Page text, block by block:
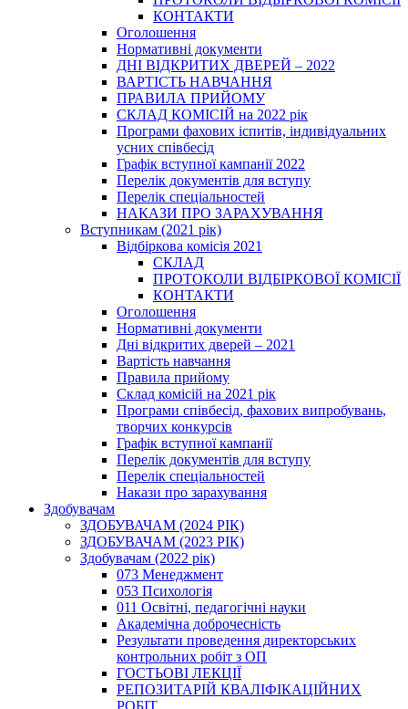
КОНТАКТИ
Оголошення
Нормативні документи
ДНІ ВІДКРИТИХ ДВЕРЕЙ – 2022
ВАРТІСТЬ НАВЧАННЯ
ПРАВИЛА ПРИЙОМУ
СКЛАД КОМІСІЙ на 2022 рік
Програми фахових іспитів, індивідуальних
усних співбесід
Графік вступної кампанії 2022
Перелік документів для вступу
Перелік спеціальностей
НАКАЗИ ПРО ЗАРАХУВАННЯ
Вступникам (2021 рік)
Відбіркова комісія 2021
СКЛАД
ПРОТОКОЛИ ВІДБІРКОВОЇ КОМІСІЇ
КОНТАКТИ
Оголошення
Нормативні документи
Дні відкритих дверей – 2021
Вартість навчання
Правила прийому
Склад комісій на 2021 рік
Програми співбесід, фахових випробувань,
творчих конкурсів
Графік вступної кампанії
Перелік документів для вступу
Перелік спеціальностей
Накази про зарахування
Здобувачам
ЗДОБУВАЧАМ (2024 РІК)
ЗДОБУВАЧАМ (2023 РІК)
Здобувачам (2022 рік)
073 Менеджмент
053 Психологія
011 Освітні, педагогічні науки
Академічна доброчесність
Результати проведення директорських
контрольних робіт з ОП
ГОСТЬОВІ ЛЕКЦІЇ
РЕПОЗИТАРІЙ КВАЛІФІКАЦІЙНИХ
РОБІТ